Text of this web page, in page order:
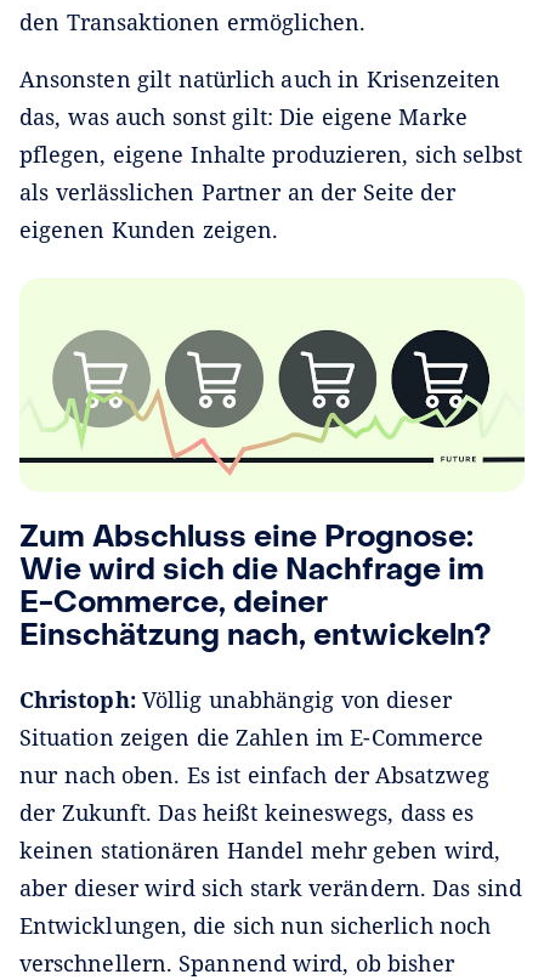
den Transaktionen ermöglichen.
Ansonsten gilt natürlich auch in Krisenzeiten
das, was auch sonst gilt: Die eigene Marke
pflegen, eigene Inhalte produzieren, sich selbst
als verlässlichen Partner an der Seite der
eigenen Kunden zeigen.
Zum Abschluss eine Prognose:
Wie wird sich die Nachfrage im
E-Commerce, deiner
Einschätzung nach, entwickeln?
Christoph:Völlig unabhängig von dieser
Situation zeigen die Zahlen im E-Commerce
nur nach oben. Es ist einfach der Absatzweg
der Zukunft. Das heißt keineswegs, dass es
keinen stationären Handel mehr geben wird,
aber dieser wird sich stark verändern. Das sind
Entwicklungen, die sich nun sicherlich noch
verschnellern. Spannend wird, ob bisher